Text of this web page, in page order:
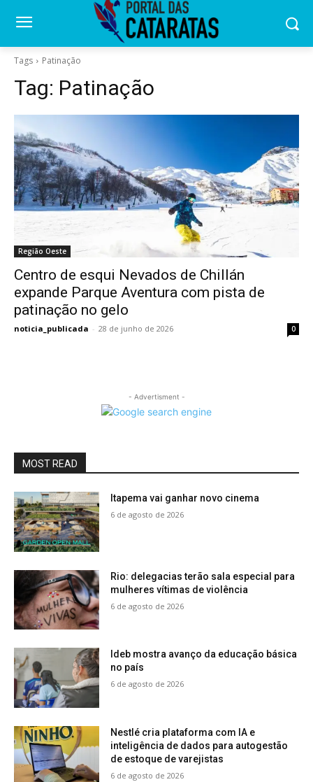
Tags Patinação
Tag: Patinação
Região Oeste
Centro de esqui Nevados de Chillán
expande Parque Aventura com pista de
patinação no gelo
noticia_publicada - 28 de junho de 2026 0
- Advertisment -
MOST READ
Itapema vai ganhar novo cinema
6 de agosto de 2026
Rio: delegacias terão sala especial para
mulheres vítimas de violência
6 de agosto de 2026
Ideb mostra avanço da educação básica
no país
6 de agosto de 2026
Nestlé cria plataforma com IA e
inteligência de dados para autogestão
de estoque de varejistas
6 de agosto de 2026